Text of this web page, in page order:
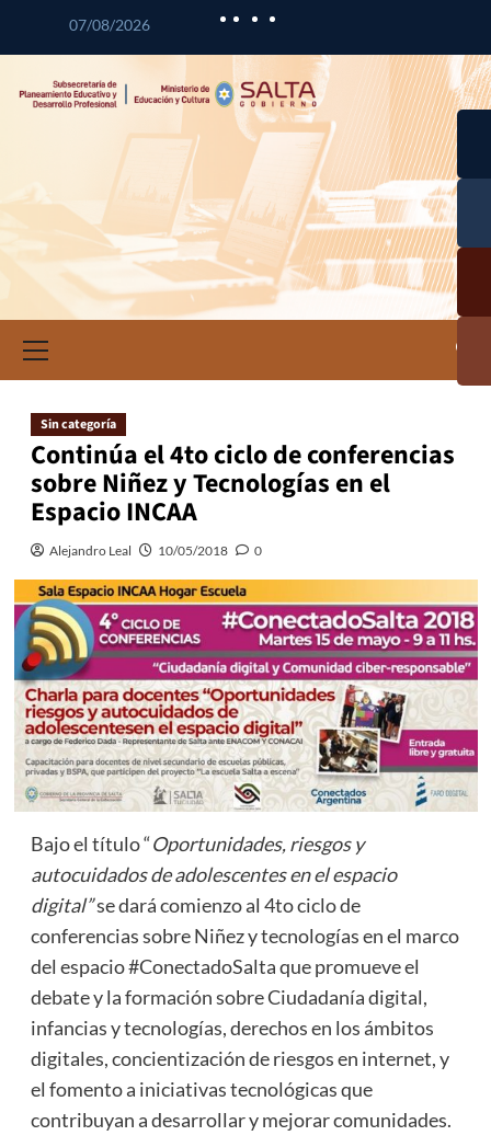
07/08/2026
Sin categoría
Continúa el 4to ciclo de conferencias
sobre Niñez y Tecnologías en el
Espacio INCAA
Alejandro Leal 10/05/2018 0
Bajo el título “Oportunidades, riesgos y
autocuidados de adolescentes en el espacio
digital”se dará comienzo al 4to ciclo de
conferencias sobre Niñez y tecnologías en el marco
del espacio #ConectadoSalta que promueve el
debate y la formación sobre Ciudadanía digital,
infancias y tecnologías, derechos en los ámbitos
digitales, concientización de riesgos en internet, y
el fomento a iniciativas tecnológicas que
contribuyan a desarrollar y mejorar comunidades.